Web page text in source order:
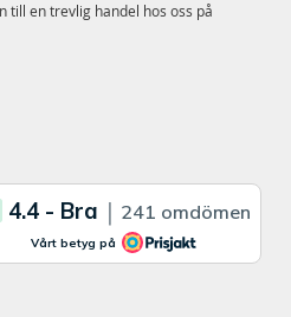
till en trevlig handel hos oss på